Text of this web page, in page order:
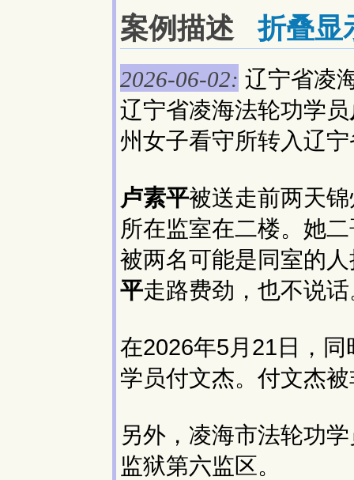
案例描述折叠显
2026-06-02: 辽宁省凌
辽宁省凌海法轮功学员
州女子看守所转入辽
卢素平被送走前两天
所在监室在二楼。她
被两名可能是同室的
平走路费劲，也不说
在2026年5月21日，
学员付文杰。付文杰
另外，凌海市法轮功
监狱第六监区。